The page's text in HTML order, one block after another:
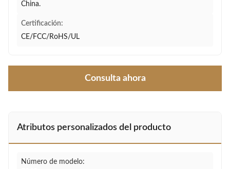
China.
Certificación:
CE/FCC/RoHS/UL
Consulta ahora
Atributos personalizados del producto
Número de modelo: